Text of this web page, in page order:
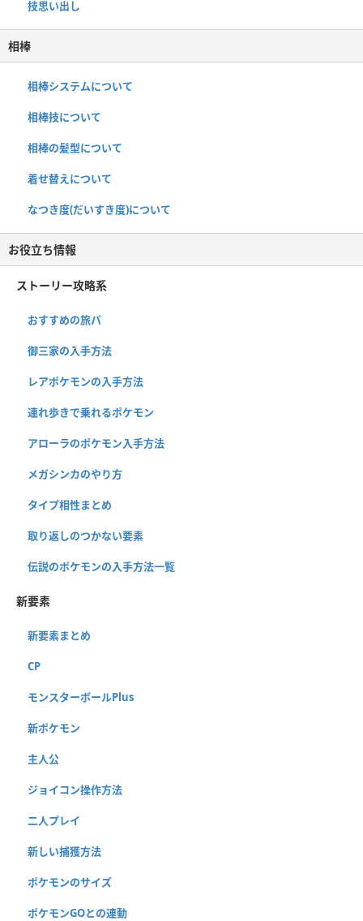
技思い出し
相棒
相棒システムについて
相棒技について
相棒の髪型について
着せ替えについて
なつき度(だいすき度)について
お役立ち情報
ストーリー攻略系
おすすめの旅パ
御三家の入手方法
レアポケモンの入手方法
連れ歩きで乗れるポケモン
アローラのポケモン入手方法
メガシンカのやり方
タイプ相性まとめ
取り返しのつかない要素
伝説のポケモンの入手方法一覧
新要素
新要素まとめ
CP
モンスターボールPlus
新ポケモン
主人公
ジョイコン操作方法
二人プレイ
新しい捕獲方法
ポケモンのサイズ
ポケモンGOとの連動